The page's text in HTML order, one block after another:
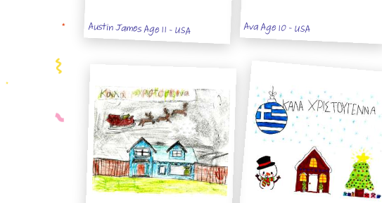
Austin James Age 11 - USA Ava Age 10 - USA